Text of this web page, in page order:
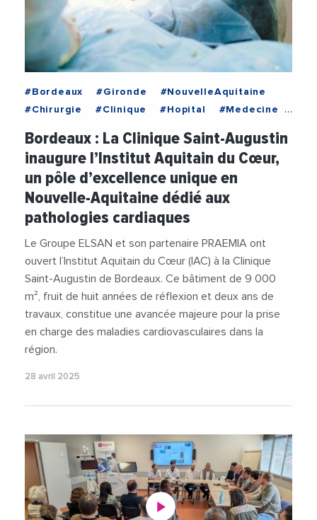
#Bordeaux #Gironde
#NouvelleAquitaine
#Chirurgie
#Clinique #Hopital
#Medecine
Bordeaux : La Clinique Saint-Augustin
inaugure l’Institut Aquitain du Cœur,
un pôle d’excellence unique en
Nouvelle-Aquitaine dédié aux
pathologies cardiaques
Le Groupe ELSAN et son partenaire PRAEMIA ont
ouvert l’Institut Aquitain du Cœur (IAC) à la Clinique
Saint-Augustin de Bordeaux. Ce bâtiment de 9 000
m², fruit de huit années de réflexion et deux ans de
travaux, constitue une avancée majeure pour la prise
en charge des maladies cardiovasculaires dans la
région.
28 avril 2025